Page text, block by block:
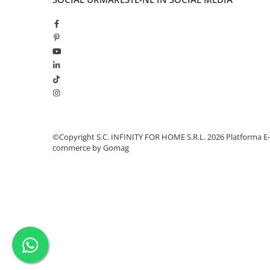
©Copyright S.C. INFINITY FOR HOME S.R.L. 2026 Platforma E-
commerce by Gomag